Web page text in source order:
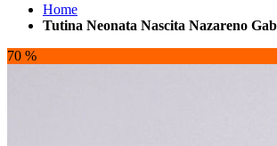
Home
Tutina Neonata Nascita Nazareno
70 %